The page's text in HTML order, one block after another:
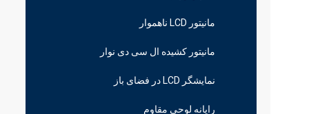
مانیتور LCD ناهموار
مانیتور کشیده ال سی دی نوار
نمایشگر LCD در فضای باز
رایانه لوحی مقاوم